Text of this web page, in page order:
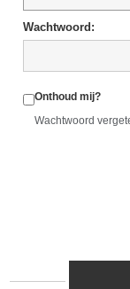
Wachtwoord:
Onthoud mij?
Wachtwoord